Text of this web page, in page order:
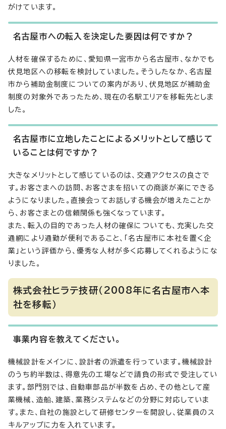
がけています。
名古屋市への転入を決定した要因は何ですか？
人材を確保するために、愛知県一宮市から名古屋市、なかでも
伏見地区への移転を検討していました。そうしたなか、名古屋
市から補助金制度についての案内があり、伏見地区が補助金
制度の対象外であったため、現在の名駅エリアを移転先としま
した。
名古屋市に立地したことによるメリットとして感じて
いることは何ですか？
大きなメリットとして感じているのは、交通アクセスの良さで
す。お客さまへの訪問、お客さまを招いての商談が楽にできる
ようになりました。直接会ってお話しする機会が増えたことか
ら、お客さまとの信頼関係も強くなっています。
また、転入の目的であった人材の確保についても、充実した交
通網により通勤が便利であること、「名古屋市に本社を置く企
業」という評価から、優秀な人材が多く応募してくれるようにな
りました。
株式会社ヒラテ技研（2008年に名古屋市へ本
社を移転）
事業内容を教えてください。
機械設計をメインに、設計者の派遣を行っています。機械設計
のうち約半数は、得意先の工場などで請負の形式で受注してい
ます。部門別では、自動車部品が半数を占め、その他として産
業機械、造船、建築、業務システムなどの分野に対応していま
す。また、自社の施設として研修センターを開設し、従業員のス
キルアップに力を入れています。